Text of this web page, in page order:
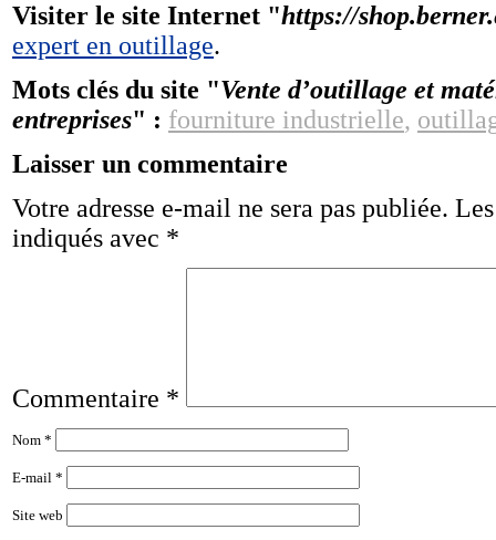
Visiter le site Internet "https://
expert en outillage.
Mots clés du site "Vente d’outillage et
entreprises" : fourniture industrielle,
Laisser un commentaire
Votre adresse e-mail ne sera pas publiée.
indiqués avec *
Commentaire *
Nom *
E-mail *
Site web